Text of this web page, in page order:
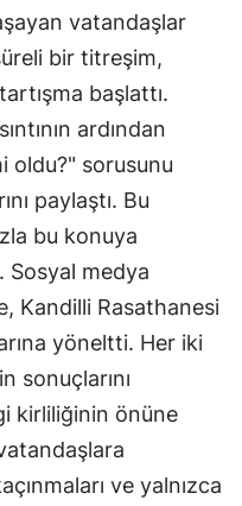
vatandaşlar
bir titreşim,
başlattı.
ardından
oldu?" sorusunu
paylaştı. Bu
bu konuya
Sosyal medya
Kandilli Rasathanesi
yöneltti. Her iki
sonuçlarını
kirliliğinin önüne
ve yalnızca